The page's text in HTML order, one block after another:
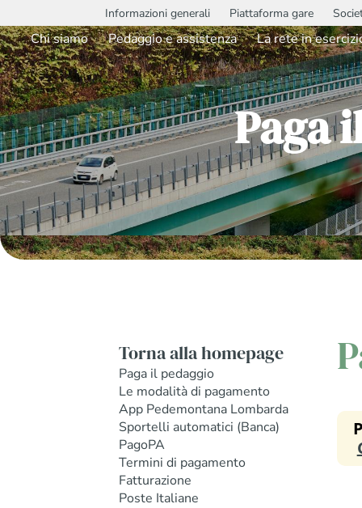
Informazioni generali Piattaforma gare
Chi siamo Pedaggio e assistenza La rete in
Paga
Torna alla homepage
Paga il pedaggio
Le modalità di pagamento
App Pedemontana Lombarda
Sportelli automatici (Banca)
PagoPA
Termini di pagamento
Fatturazione
Poste Italiane